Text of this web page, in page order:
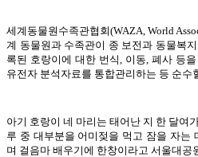
세계동물원수족관협회(WAZA, World
계 동물원과 수족관이 종 보전과 동물복
록된 호랑이에 대한 번식, 이동, 폐사 등
유전자 분석자료를 통합관리하는 등 순수
아기 호랑이 네 마리는 태어난 지 한 달여
루 중 대부분을 어미젖을 먹고 잠을 자는
며 걸음마 배우기에 한창이라고 서울대공